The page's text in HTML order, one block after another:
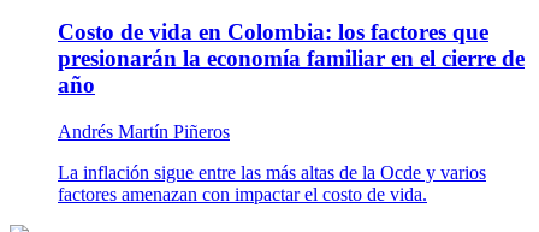
Costo de vida en Colombia: los factores que
presionarán la economía familiar en el cierre de
año
Andrés Martín Piñeros
La inflación sigue entre las más altas de la Ocde y varios
factores amenazan con impactar el costo de vida.